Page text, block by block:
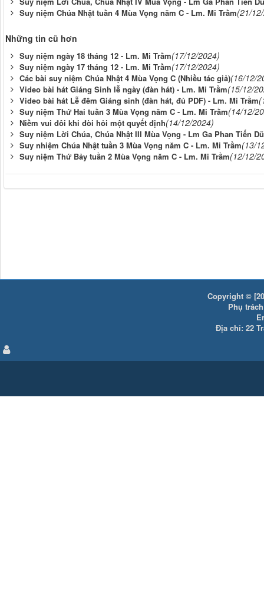
Suy niệm Chúa Nhật tuần 4 Mùa Vọng năm C - Lm. Mi Trầm(21/
Những tin cũ hơn
Suy niệm ngày 18 tháng 12 - Lm. Mi Trầm(17/12/2024)
Suy niệm ngày 17 tháng 12 - Lm. Mi Trầm(17/12/2024)
Các bài suy niệm Chúa Nhật 4 Mùa Vọng C (Nhiều tác giả)(16/12/
Video bài hát Giáng Sinh lễ ngày (đàn hát) - Lm. Mi Trầm(15/12/
Video bài hát Lễ đêm Giáng sinh (đàn hát, đủ PDF) - Lm. Mi Trầm
Suy niệm Thứ Hai tuần 3 Mùa Vọng năm C - Lm. Mi Trầm(14/12/
Niềm vui đôi khi đòi hỏi một quyết định(14/12/2024)
Suy niệm Lời Chúa, Chúa Nhật III Mùa Vọng - Lm Ga Phan Tiến
Suy nhiệm Chúa Nhật tuần 3 Mùa Vọng năm C - Lm. Mi Trầm(13/
Suy niệm Thứ Bảy tuần 2 Mùa Vọng năm C - Lm. Mi Trầm(12/12/
Copyright ©
Phụ
Địa chỉ: 22